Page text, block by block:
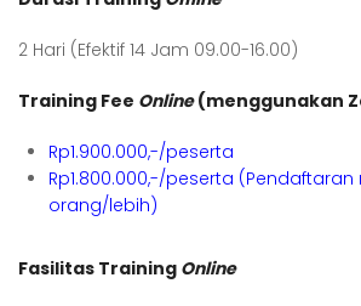
2 Hari (Efektif 14 Jam 09.00-16.00)
Training Fee Online(menggunakan
Rp1.900.000,-/peserta
Rp1.800.000,-/peserta
orang/lebih)
Fasilitas Training Online